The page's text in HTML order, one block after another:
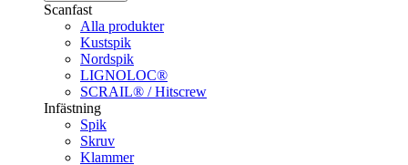
Scanfast
Alla produkter
Kustspik
Nordspik
LIGNOLOC®
SCRAIL® / Hitscrew
Infästning
Spik
Skruv
Klammer